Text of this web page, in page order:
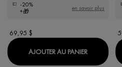
-20%
+🎁
en savoir plus
69,95 $
AJOUTER AU PANIER